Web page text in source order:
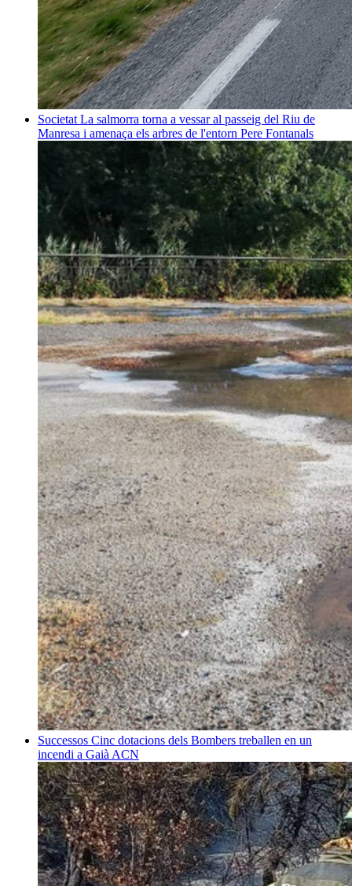
Societat La salmorra torna a vessar al passeig del Riu de
Manresa i amenaça els arbres de l'entorn Pere Fontanals
Successos Cinc dotacions dels Bombers treballen en un
incendi a Gaià ACN